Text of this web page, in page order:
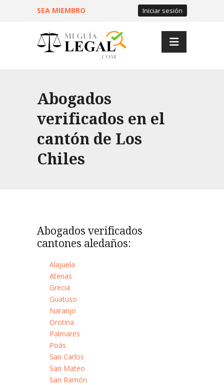
SEA MIEMBRO Iniciar sesión
Abogados
verificados en el
cantón de Los
Chiles
Abogados verificados
cantones aledaños:
Alajuela
Atenas
Grecia
Guatuso
Naranjo
Orotina
Palmares
Poás
San Carlos
San Mateo
San Ramón